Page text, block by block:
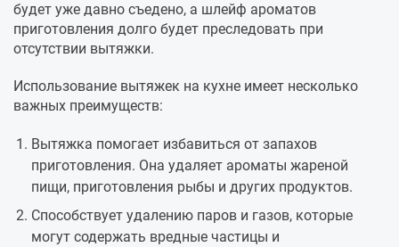
будет уже давно съедено, а шлейф ароматов
приготовления долго будет преследовать при
отсутствии вытяжки.
Использование вытяжек на кухне имеет несколько
важных преимуществ:
Вытяжка помогает избавиться от запахов
приготовления. Она удаляет ароматы жареной
пищи, приготовления рыбы и других продуктов.
Способствует удалению паров и газов, которые
могут содержать вредные частицы и